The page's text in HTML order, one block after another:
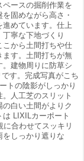
ースの掘削作業を
固めながら高さ・
めています。仕上
寧な下地づくり
こから土間打ちや仕
ます。土間打ちが無
建物周りに防草シ
す。完成写真がこち
トの陰影がしっかり
人工芝のスリット
白い土間がよりク
LIXILカーポート
合わせてスッキリ
をしっかり遮りな